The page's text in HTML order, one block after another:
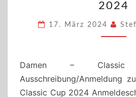
–
CUP
2024
17. März 2024
Damen –
Ausschreibung/Anmeldung
Classic Cup 2024